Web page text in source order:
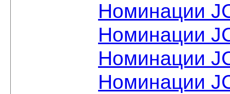
Номинации
Номинации
Номинации
Номинации